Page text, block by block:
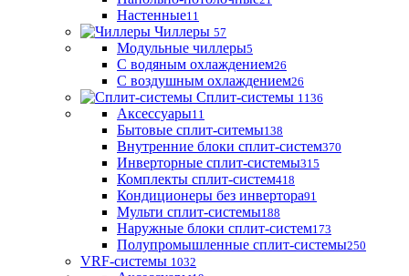
Настенные11
Чиллеры 57
Модульные чиллеры5
С водяным охлаждением26
С воздушным охлаждением26
Сплит-системы 1136
Аксессуары11
Бытовые сплит-ситемы138
Внутренние блоки сплит-систем370
Инверторные сплит-системы315
Комплекты сплит-систем418
Кондиционеры без инвертора91
Мульти сплит-системы188
Наружные блоки сплит-систем173
Полупромышленные сплит-системы250
VRF-системы 1032